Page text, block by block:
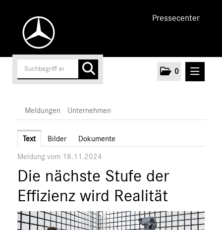
Pressecenter
0
Unternehmen
Marken & Produkte
MEDIA
ÜBER UNS
ANSPRECHPARTNER
Meldungen Unternehmen
Text Bilder Dokumente
Meldung vom 18.11.2024
Die nächste Stufe der
Effizienz wird Realität